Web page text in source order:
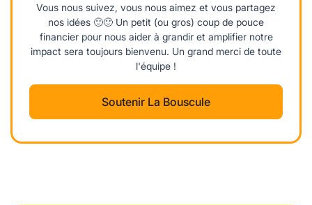
Vous nous suivez, vous nous aimez et vous partagez
nos idées 🙂🙂 Un petit (ou gros) coup de pouce
financier pour nous aider à grandir et amplifier notre
impact sera toujours bienvenu. Un grand merci de toute
l'équipe !
Soutenir La Bouscule